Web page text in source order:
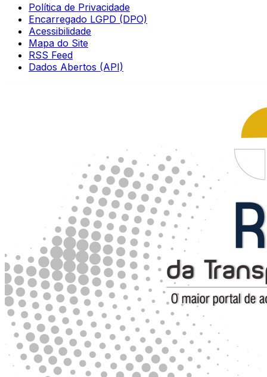
Política de Privacidade
Encarregado LGPD (DPO)
Acessibilidade
Mapa do Site
RSS Feed
Dados Abertos (API)